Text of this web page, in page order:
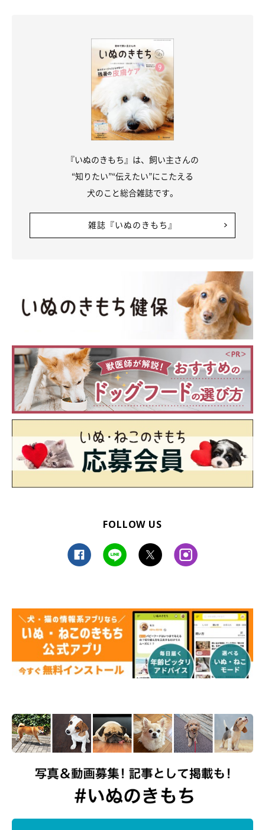
ーー愛犬がどうしても歯ブラシを嫌がったり、歯磨きをすること
が難しい場合は、どのようなデンタルケアをすればよいですか？
愛犬が歯ブラシを嫌がる場合は、指サックタイプや布を指に
巻き付けるタイプを試してみてもよいかと思います。そのほかで
は口腔内用のペーストを舐めさせたり、サプリメントやデンタル
ガムを使用する方法もあります。
毎日少しずつ練習して愛犬の歯磨きを習慣にしていきましょう！
（監修：いぬのきもち獣医師相談室獣医師・岡本りさ先生）
取材・文／maki
※写真は「いぬのきもちアプリ」で投稿されたものです
※記事と写真に関連性はありませんので予めご了承ください
関連記事:
犬の歯みがき、1回の目安時間は？ 歯みがきが
なケースについてなど獣医師の白畑 壮先生が解説します。
『いぬのきもち』は、飼い主さんの
“知りたい”“伝えたい”にこたえる
犬のこと総合雑誌です。
雑誌『いぬのきもち』
FOLLOW US